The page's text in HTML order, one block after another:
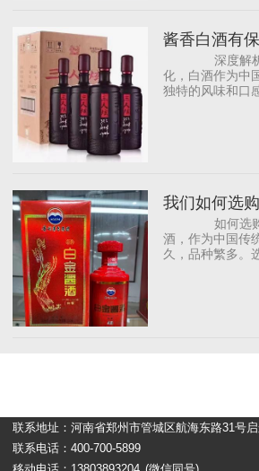
酱香白酒有
深度解析
化，白酒作为中
独特的风味和口
我们如何选
如何选购
酒，作为中国传
久，品种繁多。
联系地址：河南省郑州市管城区航海东路31号
联系电话：400-700-5899